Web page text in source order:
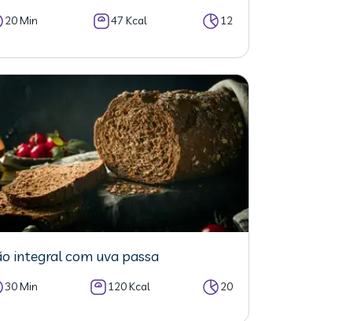
20 Min 47 Kcal 12
integral com uva passa
30 Min 120 Kcal 20